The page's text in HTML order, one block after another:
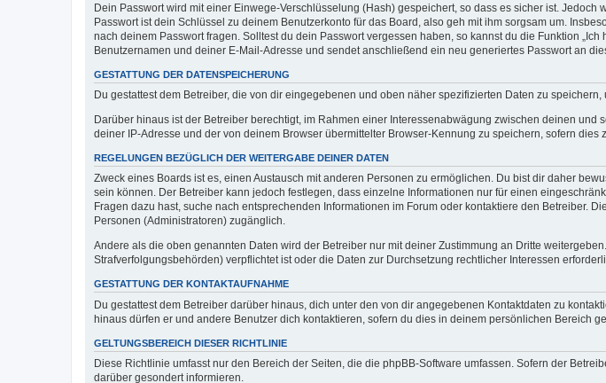
Dein Passwort wird mit einer Einwege-Verschlüsselung (Hash) gespeichert, so dass es sicher ist.
Passwort ist dein Schlüssel zu deinem Benutzerkonto für das Board, also geh mit ihm sorgsam um.
nach deinem Passwort fragen. Solltest du dein Passwort vergessen haben, so kannst du die Funktion
Benutzernamen und deiner E-Mail-Adresse und sendet anschließend ein neu generiertes Passwort an
GESTATTUNG DER DATENSPEICHERUNG
Du gestattest dem Betreiber, die von dir eingegebenen und oben näher spezifizierten Daten zu
Darüber hinaus ist der Betreiber berechtigt, im Rahmen einer Interessenabwägung zwischen deinen
deiner IP-Adresse und der von deinem Browser übermittelter Browser-Kennung zu speichern, sofern
REGELUNGEN BEZÜGLICH DER WEITERGABE DEINER DATEN
Zweck eines Boards ist es, einen Austausch mit anderen Personen zu ermöglichen. Du bist dir daher
sein können. Der Betreiber kann jedoch festlegen, dass einzelne Informationen nur für einen
Fragen dazu hast, suche nach entsprechenden Informationen im Forum oder kontaktiere den Betreiber.
Personen (Administratoren) zugänglich.
Andere als die oben genannten Daten wird der Betreiber nur mit deiner Zustimmung an Dritte
Strafverfolgungsbehörden) verpflichtet ist oder die Daten zur Durchsetzung rechtlicher Interessen
GESTATTUNG DER KONTAKTAUFNAHME
Du gestattest dem Betreiber darüber hinaus, dich unter den von dir angegebenen Kontaktdaten zu
hinaus dürfen er und andere Benutzer dich kontaktieren, sofern du dies in deinem persönlichen Bereich
GELTUNGSBEREICH DIESER RICHTLINIE
Diese Richtlinie umfasst nur den Bereich der Seiten, die die phpBB-Software umfassen. Sofern der
darüber gesondert informieren.